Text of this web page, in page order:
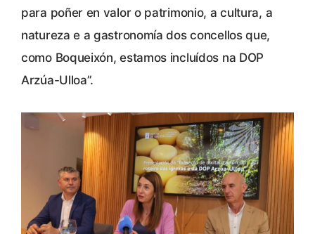
para poñer en valor o patrimonio, a cultura, a
natureza e a gastronomía dos concellos que,
como Boqueixón, estamos incluídos na DOP
Arzúa-Ulloa”.